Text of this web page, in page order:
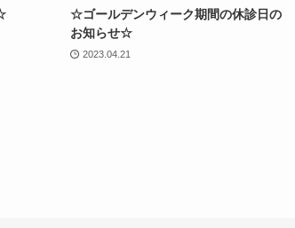
☆ゴールデンウィーク期間の休診日の
お知らせ☆
2023.04.21